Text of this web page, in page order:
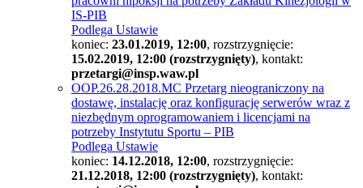
IS-PIB
Podlega Ustawie
koniec: 23.01.2019, 12:00, rozstrzygnięcie:
15.02.2019, 12:00 (rozstrzygnięty), kontakt:
przetargi@insp.waw.pl
OOP.26.28.2018.MC Przetarg nieograniczony na
dostawę, instalację oraz konfigurację serwerów wraz z
niezbędnym oprogramowaniem i licencjami na
potrzeby Instytutu Sportu – PIB
Podlega Ustawie
koniec: 14.12.2018, 12:00, rozstrzygnięcie:
21.12.2018, 12:00 (rozstrzygnięty), kontakt: